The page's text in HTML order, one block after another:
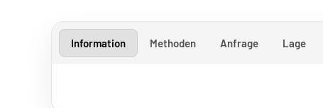
Information Methoden Anfrage Lage